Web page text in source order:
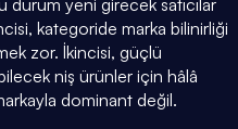
durum yeni girecek satıcılar
kategoride marka bilinirliği
zor. İkincisi, güçlü
niş ürünler için hâlâ
dominant değil.